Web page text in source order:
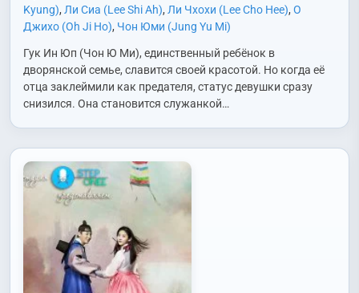
Kyung), Ли Сиа (Lee Shi Ah), Ли Чхохи (Lee Cho Hee), О
Джихо (Oh Ji Ho), Чон Юми (Jung Yu Mi)
Гук Ин Юп (Чон Ю Ми), единственный ребёнок в
дворянской семье, славится своей красотой. Но когда её
отца заклеймили как предателя, статус девушки сразу
снизился. Она становится служанкой…